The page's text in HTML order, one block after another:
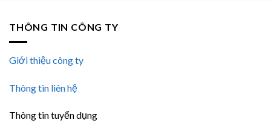
THÔNG TIN CÔNG TY
Giới thiệu công ty
Thông tin liên hệ
Thông tin tuyển dụng